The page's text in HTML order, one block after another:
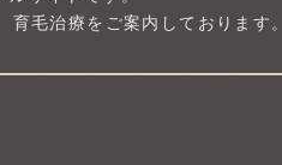
毛治療をご案内しております。